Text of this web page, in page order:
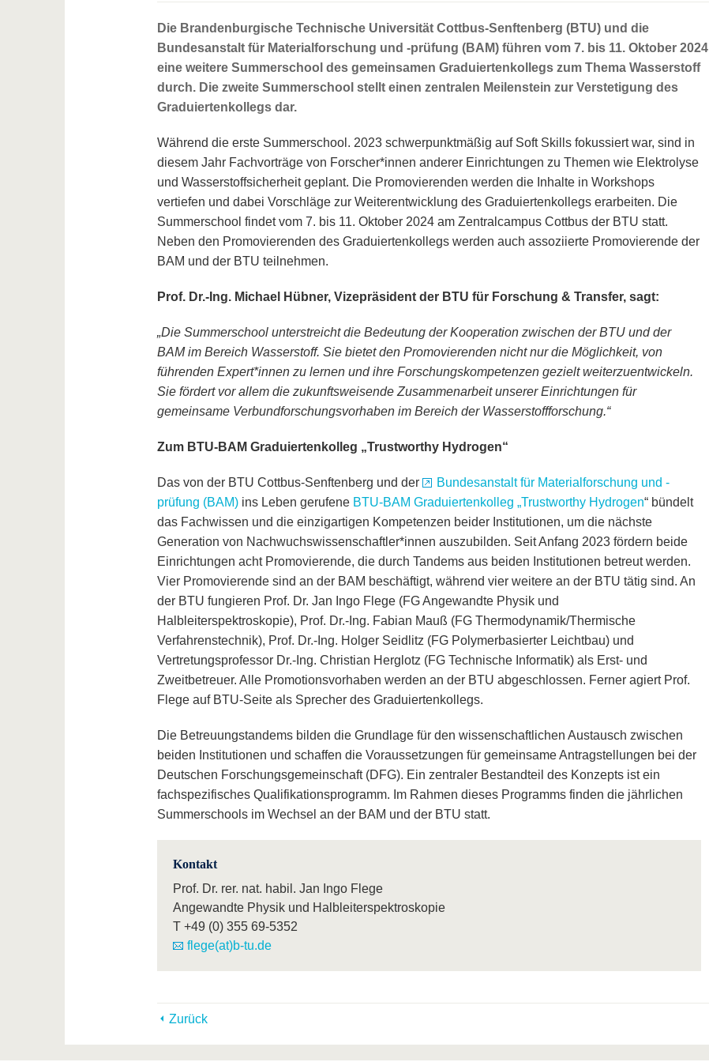
Die Brandenburgische Technische Universität Cottbus-Senftenberg (BTU) und die
Bundesanstalt für Materialforschung und -prüfung (BAM) führen vom 7. bis 11. Oktober 2024
eine weitere Summerschool des gemeinsamen Graduiertenkollegs zum Thema Wasserstoff
durch. Die zweite Summerschool stellt einen zentralen Meilenstein zur Verstetigung des
Graduiertenkollegs dar.
Während die erste Summerschool. 2023 schwerpunktmäßig auf Soft Skills fokussiert war, sind in
diesem Jahr Fachvorträge von Forscher*innen anderer Einrichtungen zu Themen wie Elektrolyse
und Wasserstoffsicherheit geplant. Die Promovierenden werden die Inhalte in Workshops
vertiefen und dabei Vorschläge zur Weiterentwicklung des Graduiertenkollegs erarbeiten. Die
Summerschool findet vom 7. bis 11. Oktober 2024 am Zentralcampus Cottbus der BTU statt.
Neben den Promovierenden des Graduiertenkollegs werden auch assoziierte Promovierende der
BAM und der BTU teilnehmen.
Prof. Dr.-Ing. Michael Hübner, Vizepräsident der BTU für Forschung & Transfer, sagt:
„Die Summerschool unterstreicht die Bedeutung der Kooperation zwischen der BTU und der
BAM im Bereich Wasserstoff. Sie bietet den Promovierenden nicht nur die Möglichkeit, von
führenden Expert*innen zu lernen und ihre Forschungskompetenzen gezielt weiterzuentwickeln.
Sie fördert vor allem die zukunftsweisende Zusammenarbeit unserer Einrichtungen für
gemeinsame Verbundforschungsvorhaben im Bereich der Wasserstoffforschung.“
Zum BTU-BAM Graduiertenkolleg „Trustworthy Hydrogen“
Das von der BTU Cottbus-Senftenberg und der
Bundesanstalt für Materialforschung und -
prüfung (BAM)ins Leben gerufene BTU-BAM Graduiertenkolleg „Trustworthy Hydrogen“ bündelt
das Fachwissen und die einzigartigen Kompetenzen beider Institutionen, um die nächste
Generation von Nachwuchswissenschaftler*innen auszubilden. Seit Anfang 2023 fördern beide
Einrichtungen acht Promovierende, die durch Tandems aus beiden Institutionen betreut werden.
Vier Promovierende sind an der BAM beschäftigt, während vier weitere an der BTU tätig sind. An
der BTU fungieren Prof. Dr. Jan Ingo Flege (FG Angewandte Physik und
Halbleiterspektroskopie), Prof. Dr.-Ing. Fabian Mauß (FG Thermodynamik/Thermische
Verfahrenstechnik), Prof. Dr.-Ing. Holger Seidlitz (FG Polymerbasierter Leichtbau) und
Vertretungsprofessor Dr.-Ing. Christian Herglotz (FG Technische Informatik) als Erst- und
Zweitbetreuer. Alle Promotionsvorhaben werden an der BTU abgeschlossen. Ferner agiert Prof.
Flege auf BTU-Seite als Sprecher des Graduiertenkollegs.
Die Betreuungstandems bilden die Grundlage für den wissenschaftlichen Austausch zwischen
beiden Institutionen und schaffen die Voraussetzungen für gemeinsame Antragstellungen bei der
Deutschen Forschungsgemeinschaft (DFG). Ein zentraler Bestandteil des Konzepts ist ein
fachspezifisches Qualifikationsprogramm. Im Rahmen dieses Programms finden die jährlichen
Summerschools im Wechsel an der BAM und der BTU statt.
Kontakt
Prof. Dr. rer. nat. habil. Jan Ingo Flege
Angewandte Physik und Halbleiterspektroskopie
T +49 (0) 355 69-5352
flege(at)b-tu.de
Zurück